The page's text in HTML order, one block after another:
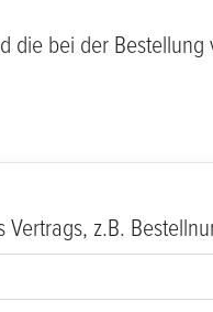
bei der Bestellung
Vertrags, z.B.